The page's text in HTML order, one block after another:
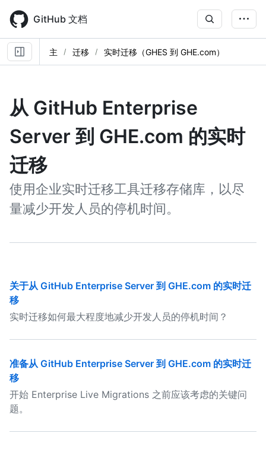
main
content
GitHub 文档
主 迁移 实时迁移（GHES 到 GHE.com）
从 GitHub Enterprise
Server 到 GHE.com 的实时
迁移
使用企业实时迁移工具迁移存储库，以尽
量减少开发人员的停机时间。
关于从 GitHub Enterprise Server 到 GHE.com 的实时迁
移
实时迁移如何最大程度地减少开发人员的停机时间？
准备从 GitHub Enterprise Server 到 GHE.com 的实时迁
移
开始 Enterprise Live Migrations 之前应该考虑的关键问
题。